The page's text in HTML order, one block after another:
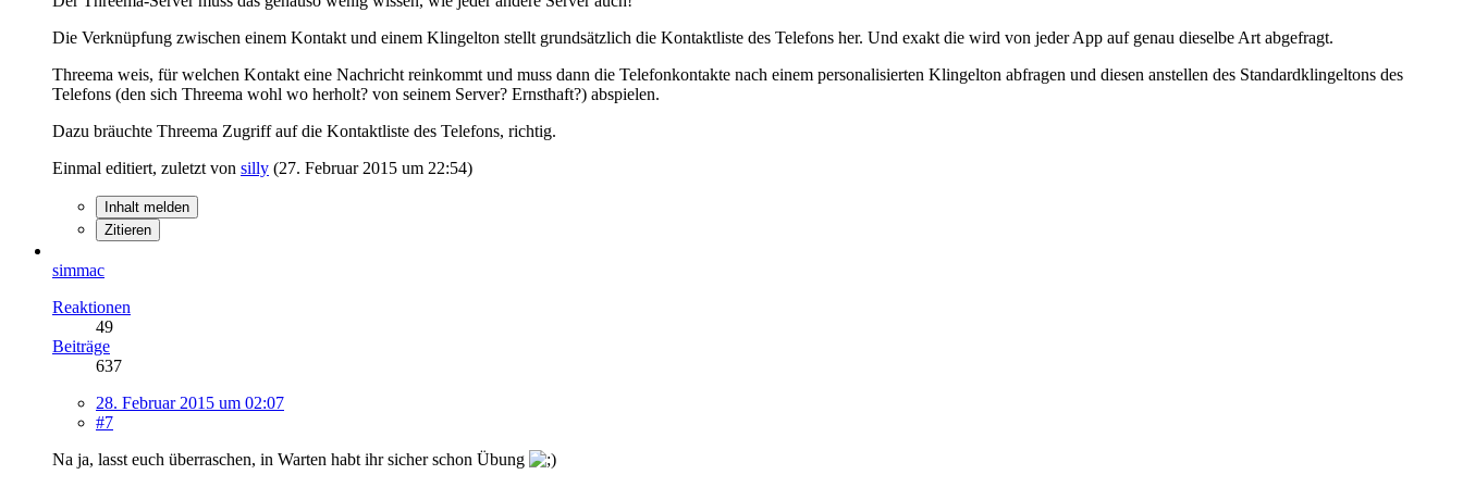
Die Verknüpfung zwischen einem Kontakt und einem Klingelton stellt grundsätzlich die Kontaktliste des Telefons her. Und exakt die wird von jeder App auf genau dieselbe Art abgefragt.
Threema weis, für welchen Kontakt eine Nachricht reinkommt und muss dann die Telefonkontakte nach einem personalisierten Klingelton abfragen und diesen anstellen des Standardklingeltons des
Telefons (den sich Threema wohl wo herholt? von seinem Server? Ernsthaft?) abspielen.
Dazu bräuchte Threema Zugriff auf die Kontaktliste des Telefons, richtig.
Einmal editiert, zuletzt von silly (27. Februar 2015 um 22:54)
Inhalt melden
Zitieren
simmac
Reaktionen
49
Beiträge
637
28. Februar 2015 um 02:07
#7
Na ja, lasst euch überraschen, in Warten habt ihr sicher schon Übung